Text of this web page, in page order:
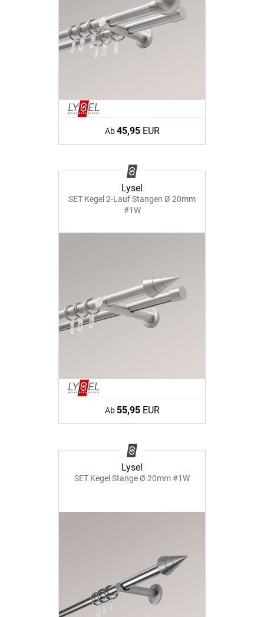
Ab45,95EUR
Lysel
SET Kegel 2-Lauf Stangen Ø 20mm
#1W
Ab 55,95EUR
Lysel
SET Kegel Stange Ø 20mm #1W